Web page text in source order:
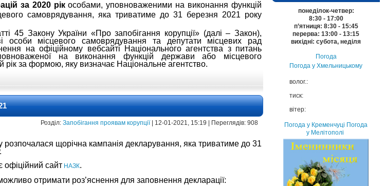
понеділок-четвер:
8:30 - 17:00
п’ятниця: 8:30 - 15:45
перерва: 13:00 - 13:15
вихідні: субота, неділя
Погода
Погода у Хмельницькому
волог.:
тиск:
вітер:
Погода у Кременчуці Погода
у Мелітополі
за 2020 рікособами, уповноваженими на виконання функцій
самоврядування, яка триватиме до 31 березня 2021 року
45 Закону України «Про запобігання корупції» (далі – Закон),
особи місцевого самоврядування та депутати місцевих рад
на офіційному вебсайті Національного агентства з питань
на виконання функцій держави або місцевого
за формою, яку визначає Національне агентство.
Розділ: Запобігання проявам корупції| 12-01-2021, 15:19 | Переглядів: 908
розпочалася щорічна кампанія декларування, яка триватиме до 31
офіційний сайт НАЗК.
отримати роз’яснення для заповнення декларації: